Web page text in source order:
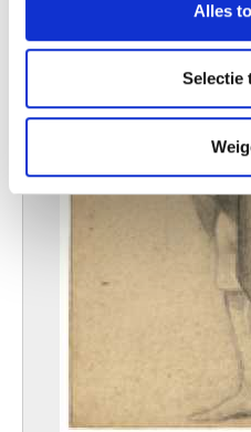
informatie over uw gebruik
partners voor social media,
verzameld op basis van uw
Alles
Selectie